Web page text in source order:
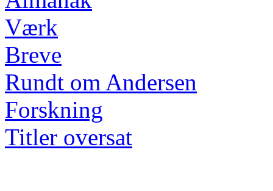
Værk
Breve
Rundt om Andersen
Forskning
Titler oversat